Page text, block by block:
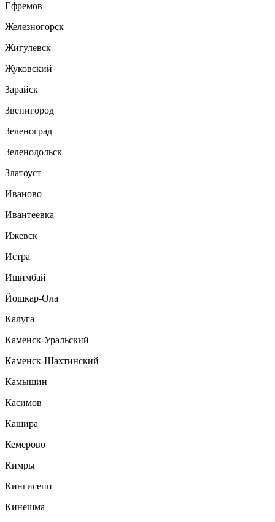
Ефремов
Железногорск
Жигулевск
Жуковский
Зарайск
Звенигород
Зеленоград
Зеленодольск
Златоуст
Иваново
Ивантеевка
Ижевск
Истра
Ишимбай
Йошкар-Ола
Калуга
Каменск-Уральский
Каменск-Шахтинский
Камышин
Касимов
Кашира
Кемерово
Кимры
Кингисепп
Кинешма